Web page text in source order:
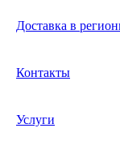
Доставка в
Контакты
Услуги